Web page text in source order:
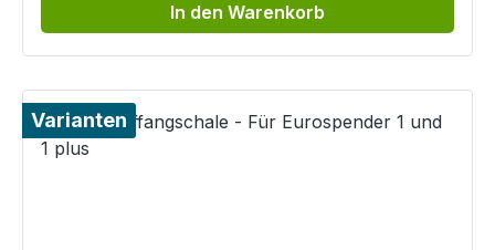
In den Warenkorb
Varianten